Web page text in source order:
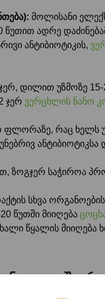
მოლისანი
წუთით ადრე
ანტიბიოტიკის,
დილით უზმოზე
ჯერ ვერცხლის ნანო
რაც
ზოგჯერ საჭიროა
სხვა
წუთში მიიღება
წყალის მიიღება